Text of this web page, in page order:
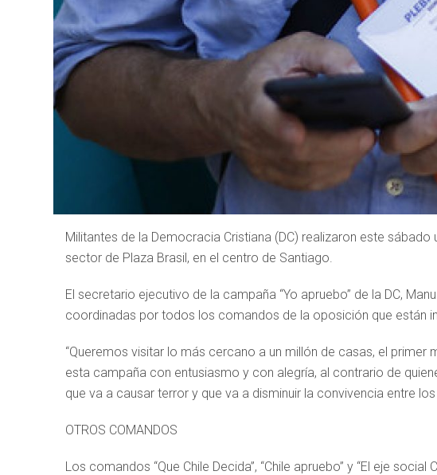
Militantes de la Democracia Cristiana (DC) realizaron este sábado
sector de Plaza Brasil, en el centro de Santiago.
El secretario ejecutivo de la campaña “Yo apruebo” de la DC,
coordinadas por todos los comandos de la oposición que están
“Queremos visitar lo más cercano a un millón de casas, el
esta campaña con entusiasmo y con alegría, al contrario de
que va a causar terror y que va a disminuir la convivencia entre
OTROS COMANDOS
Los comandos “Que Chile Decida”, “Chile apruebo” y “El eje